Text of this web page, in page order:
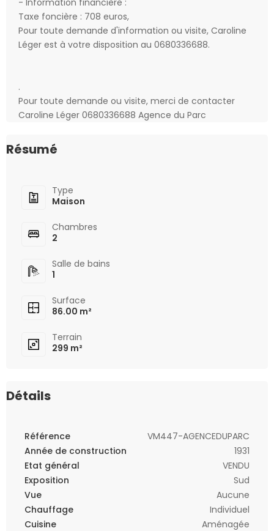
Taxe foncière : 708 euros,
Pour toute demande d'information ou visite, Caroline
Léger est à votre disposition au 0680336688.
.
Pour toute demande ou visite, merci de contacter
Caroline Léger 0680336688 Agence du Parc
Résumé
Type
Maison
Chambres
2
Salle de bains
1
Surface
86.00 m²
Terrain
299 m²
Détails
Référence
VM447-AGENCEDUPARC
Année de construction
1931
Etat général
VENDU
Exposition
Sud
Vue
Aucune
Chauffage
Individuel
Cuisine
Aménagée